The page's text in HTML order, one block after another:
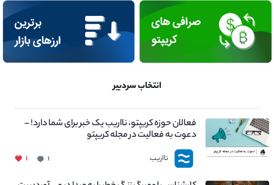
انتخاب سردبیر
فعالان حوزه کریپتو، نااریب یک خبر برای شما دارد! –
دعوت به فعالیت در مجله کریپتو
نااریب ۱ ۱